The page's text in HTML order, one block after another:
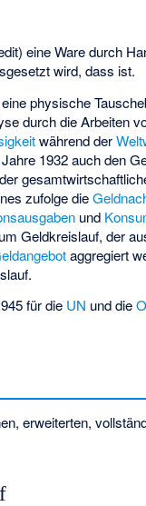
eine Waredurch
wird, dass ist.
physische
durch die Arbeiten
während der
1932 auch den
zufolge die
und
Geldkreislauf, der
aggregiert
für die UN und die
erweiterten,